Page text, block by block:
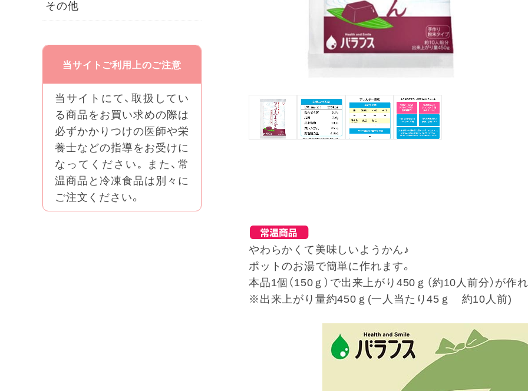
やわらかくて美味しいようかん♪
ポットのお湯で簡単に作れます。
本品1個（150ｇ）で出来上がり450ｇ（約10人前分）が作
※出来上がり量約450ｇ(一人当たり45ｇ 約10人前)
その他
当サイトご利用上のご注意
当サイトにて、取扱してい
る商品をお買い求めの際は
必ずかかりつけの医師や栄
養士などの指導をお受けに
なってください｡ また、常
温商品と冷凍食品は別々に
ご注文ください。